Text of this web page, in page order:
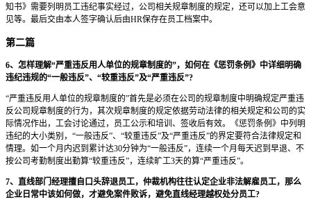
知书》需要列明员工违纪事实经过，公司相关规章制度的规定，还可以加上工会意
见等。最后交由本人签字确认后由HR保存在员工档案中。
第二篇
6、怎样理解“严重违反用人单位的规章制度的”，如何在《惩罚条例》中详细明确
违纪违规的“一般违反”、“较重违反”及“严重违反”?
“严重违反用人单位的规章制度的”首先是必须在公司的规章制度中明确规定严重违
反公司规章制度的行为，其次规章制度的规定依据劳动法律的相关规定和公司的实
际情况作出，工会讨论通过，员工公示和培训、签收后有效。《惩罚条例》中列明
违纪的大小类别，“一般违反”、“较重违反”及“严重违反”的界定要符合法律规定和
情理。如一个月内迟到累计达30分钟为“一般违反”，连续一个月每天迟到早退、不
按公司考勤制度出勤算“较重违反”，连续旷工3天的算“严重违反”。
7、直线部门经理擅自口头辞退员工，仲裁机构往往认定企业非法解雇员工，那么
企业日常中该如何做，才避免案件败诉，避免直线经理越权处分员工?